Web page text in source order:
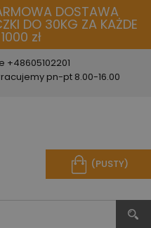
DOSTAWA
DO 30KG ZA KAŻDE
zł
+48605102201
pn-pt 8.00-16.00
(PUSTY)